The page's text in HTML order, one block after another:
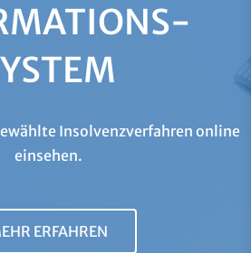
Insolvenzverfahren online
einsehen.
ERFAHREN